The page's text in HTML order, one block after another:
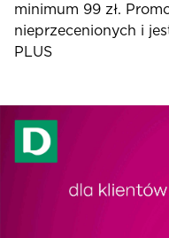
minimum 99 zł.
nieprzecenionych i
PLUS